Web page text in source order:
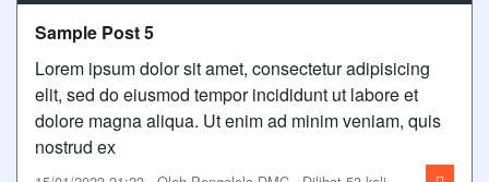
Sample Post 5
Lorem ipsum dolor sit amet, consectetur adipisicing
elit, sed do eiusmod tempor incididunt ut labore et
dolore magna aliqua. Ut enim ad minim veniam, quis
nostrud ex